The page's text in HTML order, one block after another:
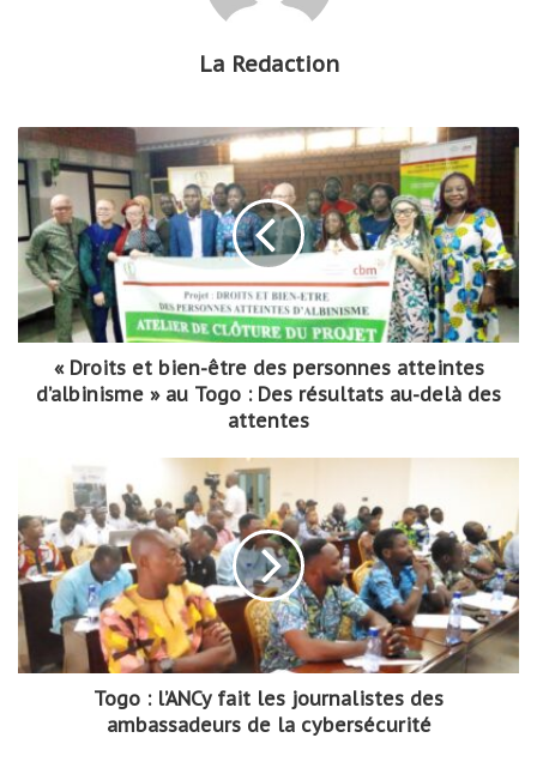
La Redaction
« Droits et bien-être des personnes atteintes
d’albinisme » au Togo : Des résultats au-delà des
attentes
Togo : l’ANCy fait les journalistes des
ambassadeurs de la cybersécurité